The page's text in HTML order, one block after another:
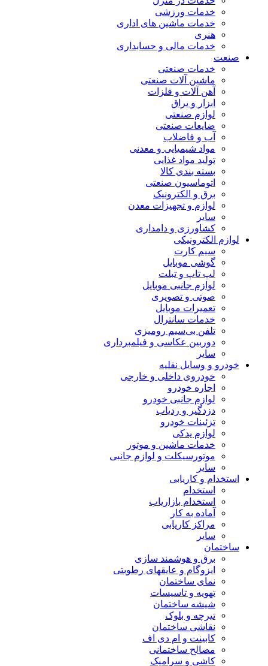
خدمات ورزشی
خدمات ماشین های اداری
هنری
خدمات مالی و حسابداری
صنعت
خدمات صنعتی
ماشین آلات صنعتی
آهن آلات و فلزات
ابزار و یراق
لوازم صنعتی
ضایعات صنعتی
آب و فاضلاب
مواد شیمیایی و معدنی
تولید مواد غذایی
بسته بندی کالا
اتوماسیون صنعتی
برق و الکترونیک
لوازم و تجهیزات معدن
سایر
کشاورزی و دامداری
لوازم الکترونیکی
سیم کارت
گوشی موبایل
لپ تاپ و تبلت
لوازم جانبی موبایل
صوتی و تصویری
تعمیرات موبایل
خدمات سانترال
تلفن بی‌سیم رومیزی
دوربین عکاسی و فیلمبرداری
سایر
خودرو و وسایل نقلیه
خودروی داخلی و خارجی
اجاره خودرو
لوازم جانبی خودرو
دزدگیر و ردیاب
تزئینات خودرو
لوازم یدکی
خدمات ماشین و موتور
موتورسیکلت و لوازم جانبی
سایر
استخدام و کاریابی
استخدام
استخدام بازاریاب
آماده به کار
مراکز کاریابی
سایر
ساختمان
برق و هوشمند سازی
ایزوگام و عایقهای رطوبتی
نمای ساختمان
تهویه و تاسیسات
شیشه ساختمان
تیرچه و بلوک
نقاشی ساختمان
کابینت و ام دی اف
مصالح ساختمانی
کاشی و سرامیک